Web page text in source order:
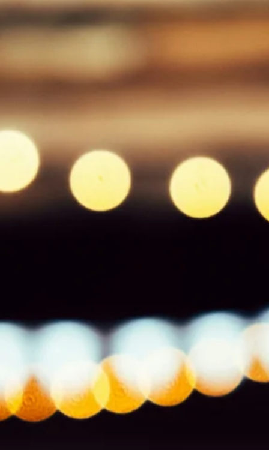
Das geheime Geräusch
Programm
Podcast
Newsletter
Zeit fürs Oberland